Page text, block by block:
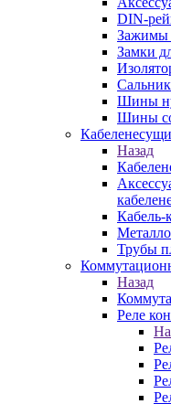
DIN-
Зажимы
Замки
Шины
Шины
Назад
Кабель-
Трубы
Назад
Реле